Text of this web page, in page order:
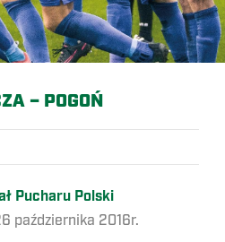
– POGOŃ
Pucharu Polski
października 2016r.